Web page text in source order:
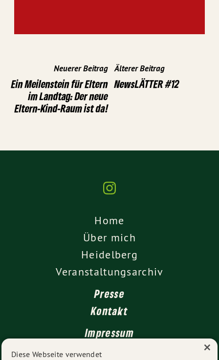
Neuerer Beitrag
Ein Meilenstein für Eltern
im Landtag: Der neue
Eltern-Kind-Raum ist da!
Älterer Beitrag
NewsLÄTTER #12
Home
Über mich
Heidelberg
Veranstaltungsarchiv
Presse
Kontakt
Impressum
Datenschutz
Diese Webseite verwendet ×